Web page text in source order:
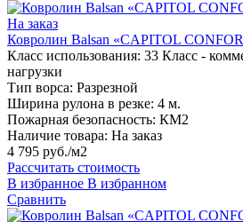
На заказ
Ковролин Balsan «CAPITOL
Класс использования: 33 Класс -
нагрузки
Тип ворса: Разрезной
Ширина рулона в резке: 4 м.
Пожарная безопасность: КМ2
Наличие товара: На заказ
4 795 руб./м2
Рассчитать стоимость
В избранное В избранном
Сравнить